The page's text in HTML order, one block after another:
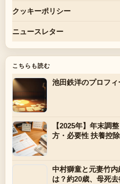
クッキーポリシー
ニュースレター
こちらも読む
池田鉄洋のプロフ
【2025年】年末調
方・必要性 扶養控
中村獅童と元妻竹
は？約20歳、母死